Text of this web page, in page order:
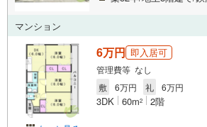
マンション
6万円 即入居可
管理費等 なし
敷
6万円 礼 6万円
3DK 60m2 2階